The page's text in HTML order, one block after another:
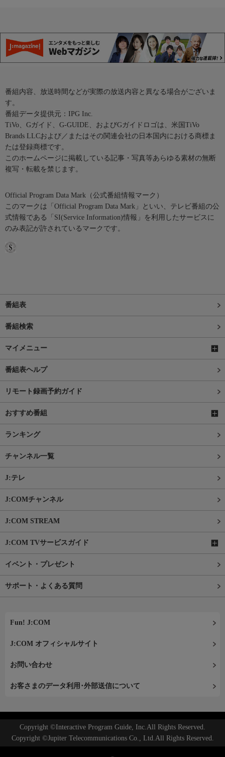
番組内容、放送時間などが実際の放送内容と異なる場合がございま
す。
番組データ提供元：IPG Inc.
TiVo、Gガイド、G-GUIDE、およびGガイドロゴは、米国TiVo
Brands LLCおよび／またはその関連会社の日本国内における商標ま
たは登録商標です。
このホームページに掲載している記事・写真等あらゆる素材の無断
複写・転載を禁じます。
Official Program Data Mark（公式番組情報マーク）
このマークは「Official Program Data Mark」といい、テレビ番組の公
式情報である「SI(Service Information)情報」を利用したサービスに
のみ表記が許されているマークです。
番組表
番組検索
マイメニュー
番組表ヘルプ
リモート録画予約ガイド
おすすめ番組
ランキング
チャンネル一覧
J:テレ
J:COMチャンネル
J:COM STREAM
J:COM TVサービスガイド
イベント・プレゼント
サポート・よくある質問
Fun! J:COM
J:COM オフィシャルサイト
お問い合わせ
お客さまのデータ利用･外部送信について
Copyright ©Interactive Program Guide, Inc.All Rights Reserved.
Copyright ©Jupiter Telecommunications Co., Ltd.All Rights Reserved.